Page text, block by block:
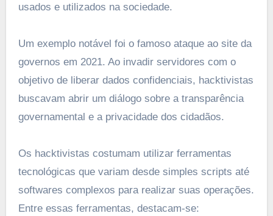
usados e utilizados na sociedade.
Um exemplo notável foi o famoso ataque ao site da
governos em 2021. Ao invadir servidores com o
objetivo de liberar dados confidenciais, hacktivistas
buscavam abrir um diálogo sobre a transparência
governamental e a privacidade dos cidadãos.
Os hacktivistas costumam utilizar ferramentas
tecnológicas que variam desde simples scripts até
softwares complexos para realizar suas operações.
Entre essas ferramentas, destacam-se: